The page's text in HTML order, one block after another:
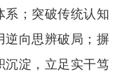
系；突破传统认知
逆向思辨破局；摒
沉淀，立足实干笃